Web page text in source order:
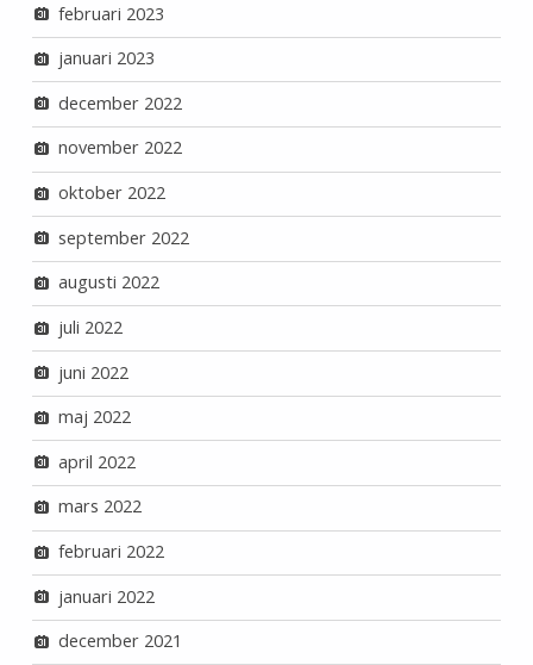
februari 2023
januari 2023
december 2022
november 2022
oktober 2022
september 2022
augusti 2022
juli 2022
juni 2022
maj 2022
april 2022
mars 2022
februari 2022
januari 2022
december 2021